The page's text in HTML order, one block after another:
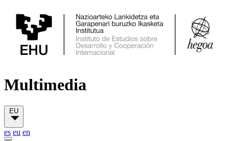
Multimedia
EU
es eu en